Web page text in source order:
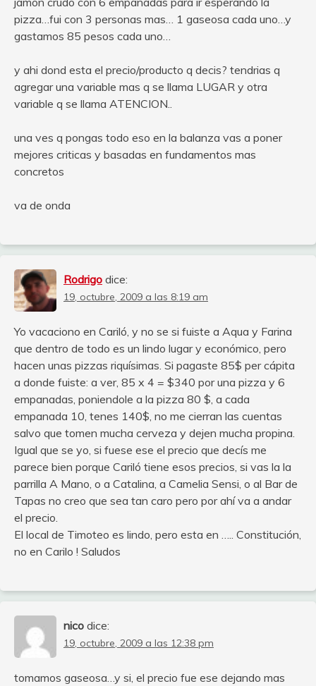
pizza…fui con 3 personas mas… 1 gaseosa cada uno…y
gastamos 85 pesos cada uno…
y ahi dond esta el precio/producto q decis? tendrias q
agregar una variable mas q se llama LUGAR y otra
variable q se llama ATENCION..
una ves q pongas todo eso en la balanza vas a poner
mejores criticas y basadas en fundamentos mas
concretos
va de onda
Rodrigo dice:
19, octubre, 2009 a las 8:19 am
Yo vacaciono en Cariló, y no se si fuiste a Aqua y Farina
que dentro de todo es un lindo lugar y económico, pero
hacen unas pizzas riquísimas. Si pagaste 85$ per cápita
a donde fuiste: a ver, 85 x 4 = $340 por una pizza y 6
empanadas, poniendole a la pizza 80 $, a cada
empanada 10, tenes 140$, no me cierran las cuentas
salvo que tomen mucha cerveza y dejen mucha propina.
Igual que se yo, si fuese ese el precio que decís me
parece bien porque Cariló tiene esos precios, si vas la la
parrilla A Mano, o a Catalina, a Camelia Sensi, o al Bar de
Tapas no creo que sea tan caro pero por ahí va a andar
el precio.
El local de Timoteo es lindo, pero esta en ….. Constitución,
no en Carilo ! Saludos
nico dice:
19, octubre, 2009 a las 12:38 pm
tomamos gaseosa…y si, el precio fue ese dejando mas